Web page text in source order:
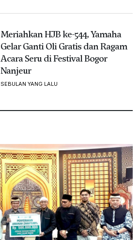
Meriahkan HJB ke-544, Yamaha
Gelar Ganti Oli Gratis dan Ragam
Acara Seru di Festival Bogor
Nanjeur
SEBULAN YANG LALU